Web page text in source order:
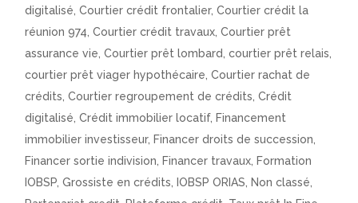
digitalisé,Courtier crédit frontalier,Courtier crédit la
réunion 974,Courtier crédit travaux,Courtier prêt
assurance vie,Courtier prêt lombard,courtier prêt relais,
courtier prêt viager hypothécaire,Courtier rachat de
crédits,Courtier regroupement de crédits,Crédit
digitalisé,Crédit immobilier locatif, Financement
immobilier investisseur, Financer droits de succession,
Financer sortie indivision, Financer travaux, Formation
IOBSP,Grossiste en crédits, IOBSP ORIAS, Non classé,